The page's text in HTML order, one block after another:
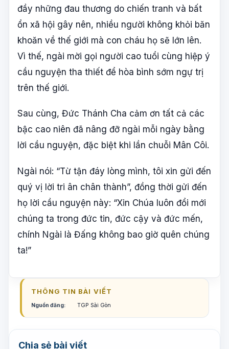
đầy những đau thương do chiến tranh và bất
ổn xã hội gây nên, nhiều người không khỏi băn
khoăn về thế giới mà con cháu họ sẽ lớn lên.
Vì thế, ngài mời gọi người cao tuổi cùng hiệp ý
cầu nguyện tha thiết để hòa bình sớm ngự trị
trên thế giới.
Sau cùng, Đức Thánh Cha cảm ơn tất cả các
bậc cao niên đã nâng đỡ ngài mỗi ngày bằng
lời cầu nguyện, đặc biệt khi lần chuỗi Mân Côi.
Ngài nói: “Từ tận đáy lòng mình, tôi xin gửi đến
quý vị lời tri ân chân thành”, đồng thời gửi đến
họ lời cầu nguyện này: “Xin Chúa luôn đổi mới
chúng ta trong đức tin, đức cậy và đức mến,
chính Ngài là Đấng không bao giờ quên chúng
ta!”
THÔNG TIN BÀI VIẾT
Nguồn đăng: TGP Sài Gòn
Chia sẻ bài viết